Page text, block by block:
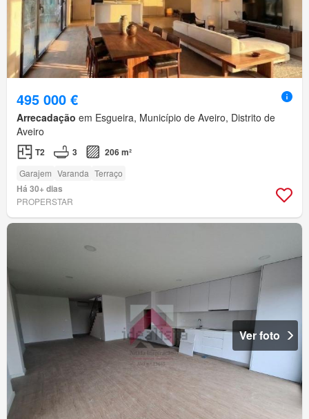
495 000 €
Arrecadação em Esgueira, Município de Aveiro, Distrito de
Aveiro
T2 3 206 m²
Garajem Varanda Terraço
Há 30+ dias
PROPERSTAR
Ver foto